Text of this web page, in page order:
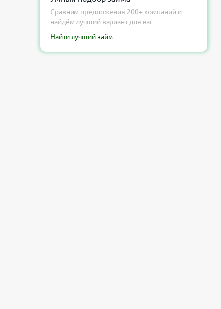
Заключение от Банкпрофи ру
Сравним предложения 200+ компаний и
найдём лучший вариант для вас
Найти лучший займ